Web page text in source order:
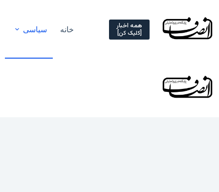
content
همه اخبار
[کلیک کن] خانه سیاسی